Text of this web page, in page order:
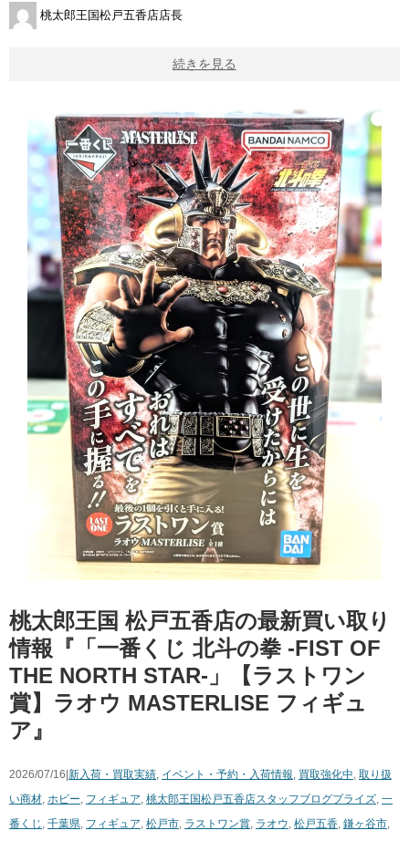
桃太郎王国松戸五香店店長
続きを見る
桃太郎王国 松戸五香店の最新買い取り
情報『「一番くじ ​北斗の拳 ​-FIST ​OF ​
THE ​NORTH ​STAR-」【ラストワン
賞】ラオウ MASTERLISE フィギュ
ア』
2026/07/16|新入荷・買取実績, イベント・予約・入荷情報, 買取強化中, 取り扱
い商材, ホビー, フィギュア, 桃太郎王国松戸五香店スタッフブログプライズ, 一
番くじ , 千葉県, フィギュア, 松戸市, ラストワン賞, ラオウ, 松戸五香, 鎌ヶ谷市,